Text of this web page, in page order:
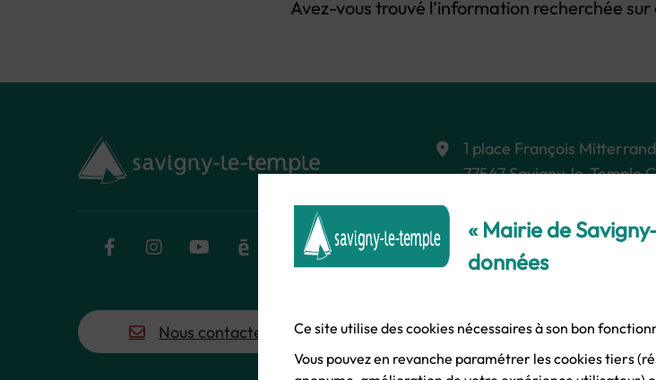
Avez-vous trouvé l’information recherchée
FacebookInstagramYouTubeCalaméoFlux RSS
Nous contacter
1 place François
77547 Savigny-le-Temple
Le lundi, mardi, mercredi,
8h45 - 12h15 et 13h30 -
Le jeudi :10H30 - 12h15 et
« Mairie de
données
Ce site utilise des cookies nécessaires à son bon
Vous pouvez en revanche paramétrer les cookies tiers